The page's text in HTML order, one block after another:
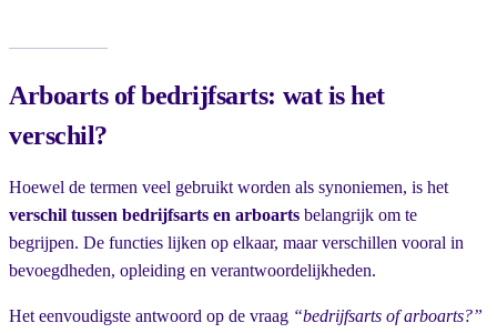
Arboarts of bedrijfsarts: wat is het
verschil?
Hoewel de termen veel gebruikt worden als synoniemen, is het
verschil tussen bedrijfsarts en arboarts belangrijk om te
begrijpen. De functies lijken op elkaar, maar verschillen vooral in
bevoegdheden, opleiding en verantwoordelijkheden.
Het eenvoudigste antwoord op de vraag “bedrijfsarts of arboarts?”